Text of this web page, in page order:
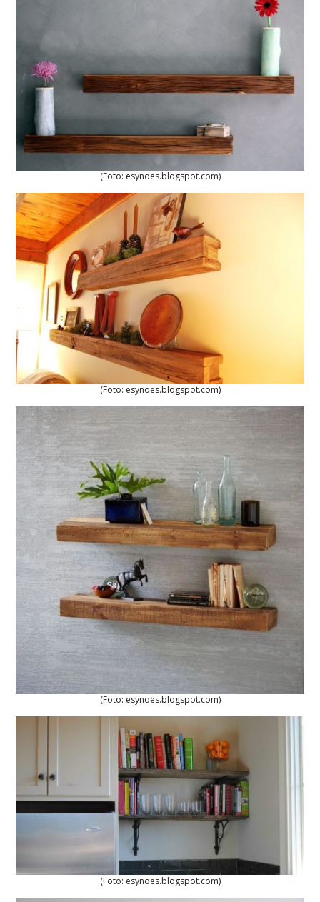
(Foto: esynoes.blogspot.com)
(Foto: esynoes.blogspot.com)
(Foto: esynoes.blogspot.com)
(Foto: esynoes.blogspot.com)